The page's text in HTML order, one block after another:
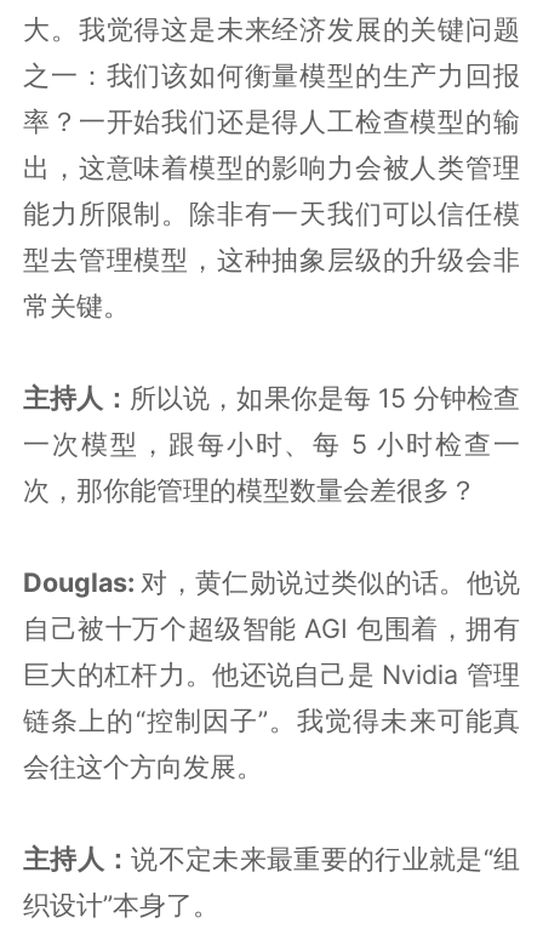
大。我觉得这是未来经济发展的关键问题
之一：我们该如何衡量模型的生产力回报
率？一开始我们还是得人工检查模型的输
出，这意味着模型的影响力会被人类管理
能力所限制。除非有一天我们可以信任模
型去管理模型，这种抽象层级的升级会非
常关键。
主持人： 所以说，如果你是每 15 分钟检查
一次模型，跟每小时、每 5 小时检查一
次，那你能管理的模型数量会差很多？
Douglas: 对，黄仁勋说过类似的话。他说
自己被十万个超级智能 AGI 包围着，拥有
巨大的杠杆力。他还说自己是 Nvidia 管理
链条上的“控制因子”。我觉得未来可能真
会往这个方向发展。
主持人：说不定未来最重要的行业就是“组
织设计”本身了。